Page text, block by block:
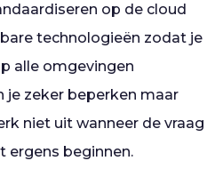
op de cloud
technologieën zodat je
alle omgevingen
je zeker beperken maar
niet uit wanneer de vraag
ergens beginnen.